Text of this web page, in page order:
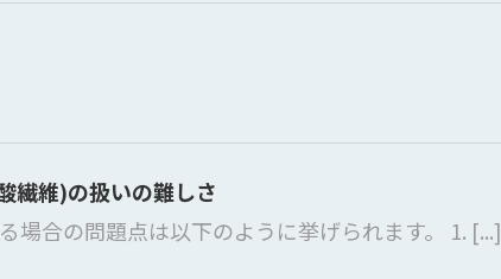
繊維)の扱いの難しさ
場合の問題点は以下のように挙げられます。 1. [...]